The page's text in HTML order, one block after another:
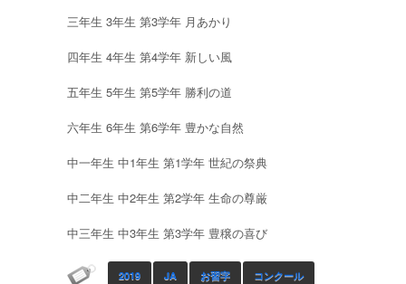
三年生 3年生 第3学年 月あかり
四年生 4年生 第4学年 新しい風
五年生 5年生 第5学年 勝利の道
六年生 6年生 第6学年 豊かな自然
中一年生 中1年生 第1学年 世紀の祭典
中二年生 中2年生 第2学年 生命の尊厳
中三年生 中3年生 第3学年 豊穣の喜び
2019 JA お習字 コンクール